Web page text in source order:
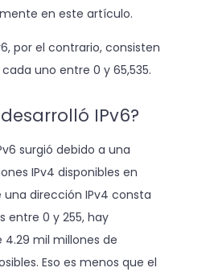
en este artículo.
por el contrario, consisten
uno entre 0 y 65,535.
IPv6?
surgió debido a una
IPv4 disponibles en
dirección IPv4 consta
entre 0 y 255, hay
mil millones de
Eso es menos que el